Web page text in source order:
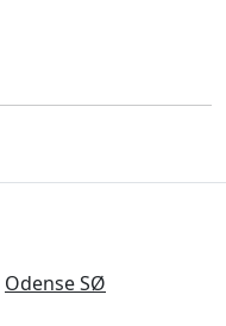
Odense SØ